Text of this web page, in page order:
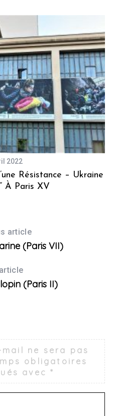
2022
Résistance – Ukraine
À Paris XV
article
(Paris VII)
(Paris II)
ne sera pas
obligatoires
avec*